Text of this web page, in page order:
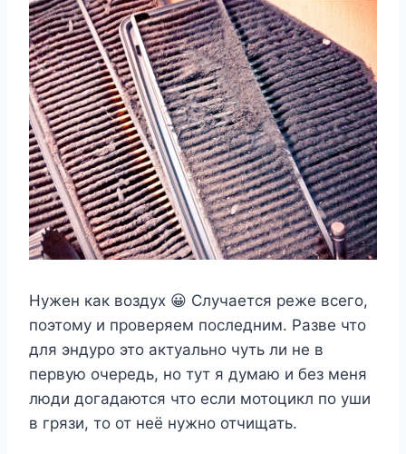
Нужен как воздух 😀 Случается реже всего,
поэтому и проверяем последним. Разве что
для эндуро это актуально чуть ли не в
первую очередь, но тут я думаю и без меня
люди догадаются что если мотоцикл по уши
в грязи, то от неё нужно отчищать.